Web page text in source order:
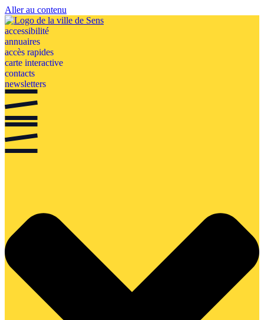
Aller au contenu
accessibilité
annuaires
accès rapides
carte interactive
contacts
newsletters